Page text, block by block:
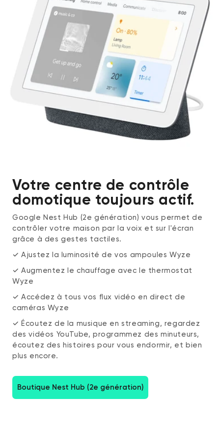
Votre centre de contrôle
domotique toujours actif.
Google Nest Hub (2e génération) vous permet de
contrôler votre maison par la voix et sur l'écran
grâce à des gestes tactiles.
✓ Ajustez la luminosité de vos ampoules Wyze
✓ Augmentez le chauffage avec le thermostat
Wyze
✓ Accédez à tous vos flux vidéo en direct de
caméras Wyze
✓ Écoutez de la musique en streaming, regardez
des vidéos YouTube, programmez des minuteurs,
écoutez des histoires pour vous endormir, et bien
plus encore.
Boutique Nest Hub (2e génération)